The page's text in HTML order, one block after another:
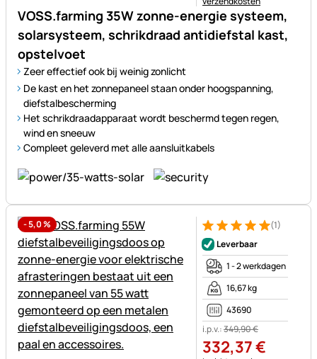
VOSS.farming 35W zonne-energie systeem,
solarsysteem, schrikdraad antidiefstal kast,
opstelvoet
Zeer effectief ook bij weinig zonlicht
De kast en het zonnepaneel staan onder hoogspanning,
diefstalbescherming
Het schrikdraadapparaat wordt beschermd tegen regen,
wind en sneeuw
Compleet geleverd met alle aansluitkabels
-5,0% Beoordeling: 5 van 5 (1
1 Bewertung
(1)
Leverbaar
1 - 2 werkdagen
16,67 kg
43690
i.p.v.:349,90€
332,37€